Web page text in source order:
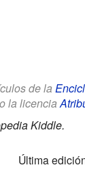
de la
la licencia
Kiddle.
Última